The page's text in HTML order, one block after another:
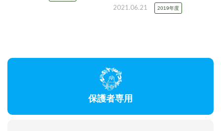
2021.06.21 2019年度
保護者専用